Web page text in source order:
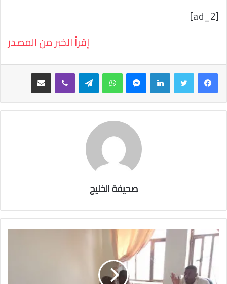
[ad_2]
إقرأ الخبر من المصدر
فيسبوك لينكدإن واتساب تيلقرام
صحيفة الخليج